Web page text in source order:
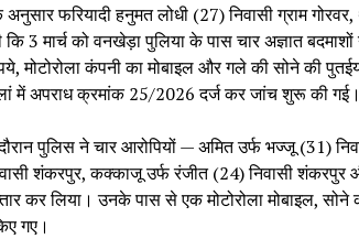
फरियादी हनुमत लोधी (27) निवासी ग्राम गोरवर,
कि 3 मार्च को वनखेड़ा पुलिया के पास चार अज्ञात
मोटोरोला कंपनी का मोबाइल और गले की सोने की
में अपराध क्रमांक 25/2026 दर्ज कर जांच शुरू की गई।
पुलिस ने चार आरोपियों — अमित उर्फ भज्जू (31)
शंकरपुर, कक्काजू उर्फ रंजीत (24) निवासी शंकरपुर
कर लिया। उनके पास से एक मोटोरोला मोबाइल,
गए।